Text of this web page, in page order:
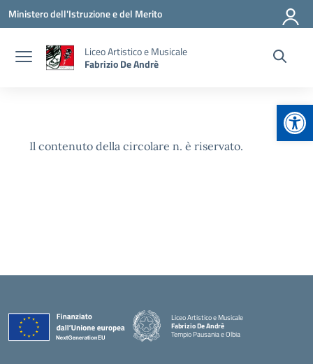
Vai ai contenuti
Vai al menu di navigazione
Vai al footer
Ministero dell'Istruzione e del Merito
Liceo Artistico e Musicale
Fabrizio De Andrè
Il contenuto della circolare n. è riservato.
Liceo Artistico e Musicale
Fabrizio De Andrè
Tempio Pausania e Olbia
— Visita la pagina iniziale della scuola